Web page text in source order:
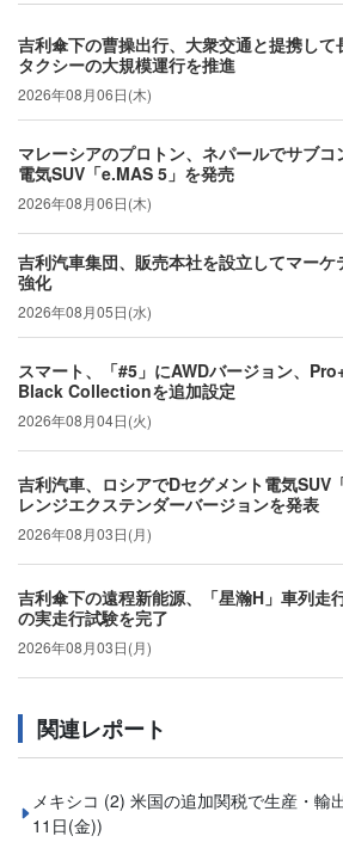
吉利傘下の曹操出行、大衆交通と提携し
タクシーの大規模運行を推進
2026年08月06日(木)
マレーシアのプロトン、ネパールでサブコ
電気SUV「e.MAS 5」を発売
2026年08月06日(木)
吉利汽車集団、販売本社を設立してマー
強化
2026年08月05日(水)
スマート、「#5」にAWDバージョン、
Black Collectionを追加設定
2026年08月04日(火)
吉利汽車、ロシアでDセグメント電気SUV
レンジエクステンダーバージョンを発表
2026年08月03日(月)
吉利傘下の遠程新能源、「星瀚H」車列走
の実走行試験を完了
2026年08月03日(月)
関連レポート
メキシコ (2) 米国の追加関税で生産・輸
11日(金))